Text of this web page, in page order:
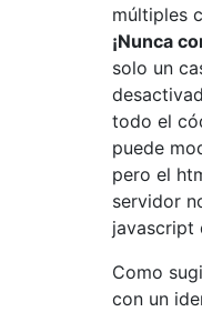
múltiples
¡Nunca
solo un
todo el
puede
pero el
servidor
javascript
Como
con un